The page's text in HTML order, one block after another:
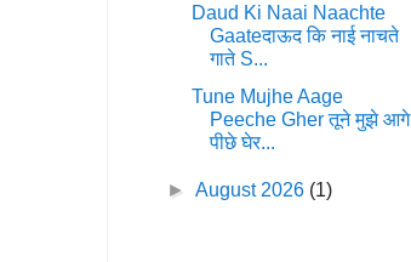
Daud Ki Naai Naachte
Gaateदाऊद कि नाई नाचते
गाते S...
Tune Mujhe Aage
Peeche Gher तूने मुझे आगे
पीछे घेर...
►August 2026 (1)